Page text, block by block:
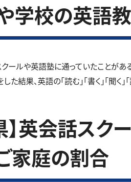
学校の英語
ールや英語塾に通っていたことがあ
た結果、英語の「読む」「書く」「
】英会話ス
家庭の割合